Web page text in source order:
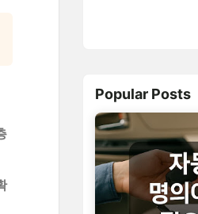
Popular Posts